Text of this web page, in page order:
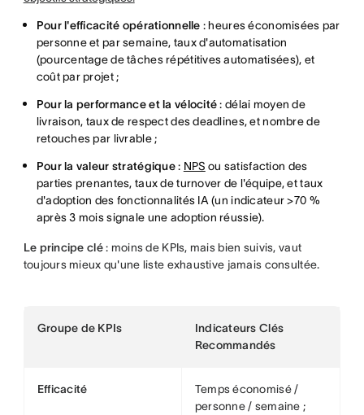
Pour l'efficacité opérationnelle : heures économisées par
personne et par semaine, taux d'automatisation
(pourcentage de tâches répétitives automatisées), et
coût par projet ;
Pour la performance et la vélocité: délai moyen de
livraison, taux de respect des deadlines, et nombre de
retouches par livrable ;
Pour la valeur stratégique: NPS ou satisfaction des
parties prenantes, taux de turnover de l'équipe, et taux
d'adoption des fonctionnalités IA (un indicateur >70 %
après 3 mois signale une adoption réussie).
Le principe clé: moins de KPIs, mais bien suivis, vaut
toujours mieux qu'une liste exhaustive jamais consultée.
Groupe de KPIs
Indicateurs Clés
Recommandés
Efficacité
Temps économisé /
personne / semaine ;